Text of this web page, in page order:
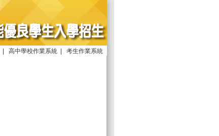
高中學校作業系統 考生作業系統